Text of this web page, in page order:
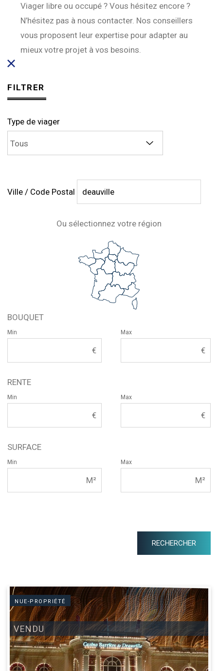
Viager libre ou occupé ? Vous hésitez encore ?
N’hésitez pas à nous contacter. Nos conseillers
vous proposent leur expertise pour adapter au
mieux votre projet à vos besoins.
FILTRER
Type de viager
Ville / Code Postal
Ou sélectionnez votre région
BOUQUET
Min Max
RENTE
Min Max
SURFACE
Min Max
NUE-PROPRIÉTÉ
VENDU